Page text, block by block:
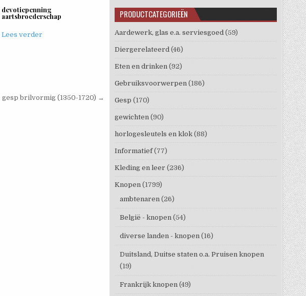
devotiepenning
aartsbroederschap
Lees verder
gesp brilvormig (1350-1720) →
PRODUCTCATEGORIEËN
Aardewerk, glas e.a. serviesgoed (59)
Diergerelateerd (46)
Eten en drinken (92)
Gebruiksvoorwerpen (186)
Gesp (170)
gewichten (90)
horlogesleutels en klok (88)
Informatief (77)
Kleding en leer (236)
Knopen (1799)
ambtenaren (26)
België - knopen (54)
diverse landen - knopen (16)
Duitsland, Duitse staten o.a. Pruisen knopen
(19)
Frankrijk knopen (49)